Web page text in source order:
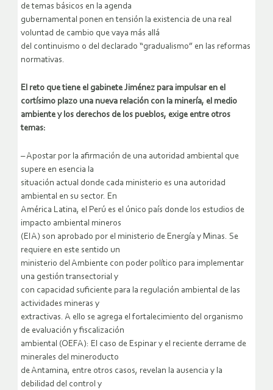
de temas básicos en la agenda
gubernamental ponen en tensión la existencia de una real
voluntad de cambio que vaya más allá
del continuismo o del declarado “gradualismo” en las reformas
normativas.
El reto que tiene el gabinete Jiménez para impulsar en el
cortísimo plazo una nueva relación con la minería, el medio
ambiente y los derechos de los pueblos, exige entre otros
temas:
– Apostar por la afirmación de una autoridad ambiental que
supere en esencia la
situación actual donde cada ministerio es una autoridad
ambiental en su sector. En
América Latina, el Perú es el único país donde los estudios de
impacto ambiental mineros
(EIA) son aprobado por el ministerio de Energía y Minas. Se
requiere en este sentido un
ministerio del Ambiente con poder político para implementar
una gestión transectorial y
con capacidad suficiente para la regulación ambiental de las
actividades mineras y
extractivas. A ello se agrega el fortalecimiento del organismo
de evaluación y fiscalización
ambiental (OEFA): El caso de Espinar y el reciente derrame de
minerales del mineroducto
de Antamina, entre otros casos, revelan la ausencia y la
debilidad del control y